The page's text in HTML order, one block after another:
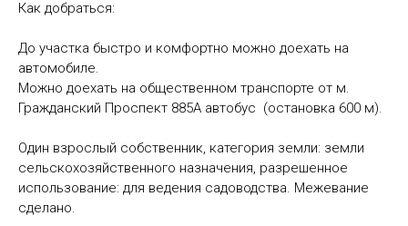
Как добраться:
До участка быстро и комфортно можно доехать на
автомобиле.
Можно доехать на общественном транспорте от м.
Гражданский Проспект 885А автобус (остановка 600 м).
Один взрослый собственник, категория земли: земли
сельскохозяйственного назначения, разрешенное
использование: для ведения садоводства. Межевание
сделано.